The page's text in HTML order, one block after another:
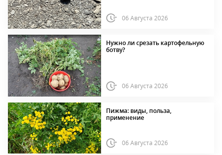
06 Августа 2026
Нужно ли срезать картофельную
ботву?
06 Августа 2026
Пижма: виды, польза,
применение
06 Августа 2026